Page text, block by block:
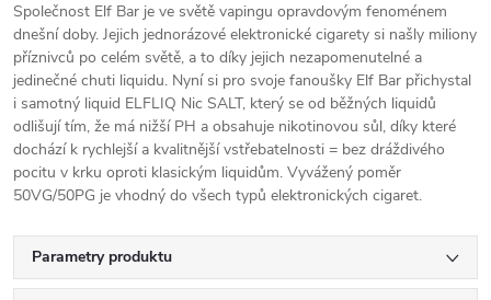
Společnost Elf Bar je ve světě vapingu opravdovým fenoménem
dnešní doby. Jejich jednorázové elektronické cigarety si našly miliony
příznivců po celém světě, a to díky jejich nezapomenutelné a
jedinečné chuti liquidu. Nyní si pro svoje fanoušky Elf Bar přichystal
i samotný liquid ELFLIQ Nic SALT, který se od běžných liquidů
odlišují tím, že má nižší PH a obsahuje nikotinovou sůl, díky které
dochází k rychlejší a kvalitnější vstřebatelnosti = bez dráždivého
pocitu v krku oproti klasickým liquidům. Vyvážený poměr
50VG/50PG je vhodný do všech typů elektronických cigaret.
Parametry produktu